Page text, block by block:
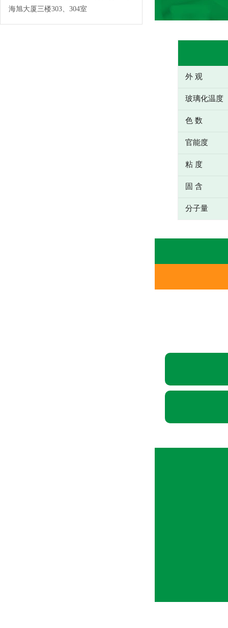
海旭大厦三楼303、304室
外 观
玻璃化温度
色 数
官能度
粘 度
固 含
分子量